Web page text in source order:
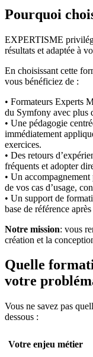
Pourquoi
EXPERTISME
résultats et adaptée à
En choisissant cette
vous bénéficiez de :
• Formateurs Experts
du Symfony avec plus
• Une pédagogie
immédiatement
exercices.
• Des retours
fréquents et adopter
• Un
de vos cas d’usage,
• Un support de
base de référence
Notre mission: vous
création et la
Quelle
votre
Vous ne savez pas
dessous :
Votre enjeu métier